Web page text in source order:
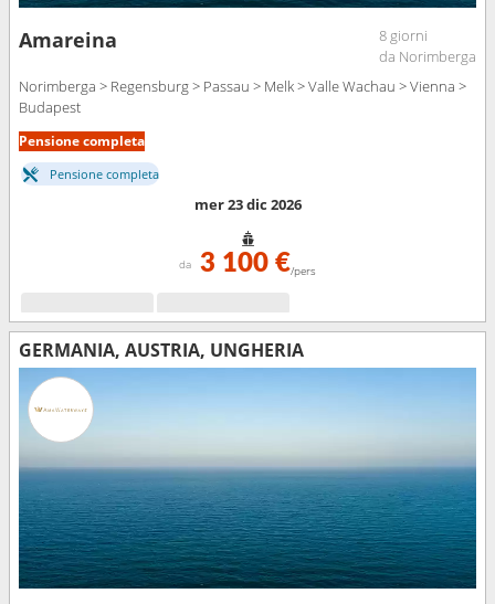
Amareina
8 giorni
da Norimberga
Norimberga > Regensburg > Passau > Melk > Valle Wachau > Vienna >
Budapest
Pensione completa
Pensione completa
mer 23 dic 2026
da 3 100 €/pers
GERMANIA, AUSTRIA, UNGHERIA